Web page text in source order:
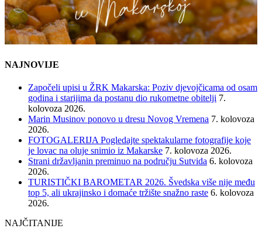
NAJNOVIJE
Započeli upisi u ŽRK Makarska: Poziv djevojčicama od osam
godina i starijima da postanu dio rukometne obitelji 7.
kolovoza 2026.
Marin Musinov ponovo u dresu Novog Vremena 7. kolovoza
2026.
FOTOGALERIJA Pogledajte spektakularne fotografije koje
je lovac na oluje snimio iz Makarske 7. kolovoza 2026.
Strani državljanin preminuo na području Sutvida 6. kolovoza
2026.
TURISTIČKI BAROMETAR 2026. Švedska više nije među
top 5, ali ukrajinsko i domaće tržište snažno raste 6. kolovoza
2026.
NAJČITANIJE